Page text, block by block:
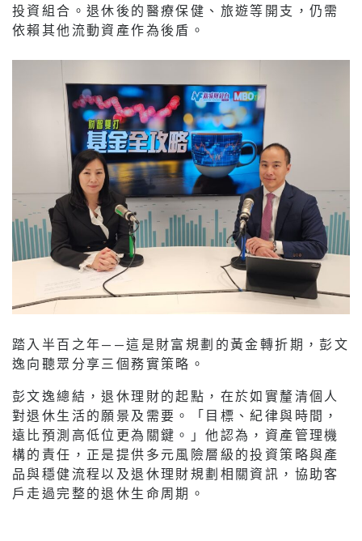
投資組合。退休後的醫療保健、旅遊等開支，仍需
依賴其他流動資產作為後盾。
踏入半百之年——這是財富規劃的黃金轉折期，彭文
逸向聽眾分享三個務實策略。
彭文逸總結，退休理財的起點，在於如實釐清個人
對退休生活的願景及需要。「目標、紀律與時間，
遠比預測高低位更為關鍵。」他認為，資產管理機
構的責任，正是提供多元風險層級的投資策略與產
品與穩健流程以及退休理財規劃相關資訊，協助客
戶走過完整的退休生命周期。